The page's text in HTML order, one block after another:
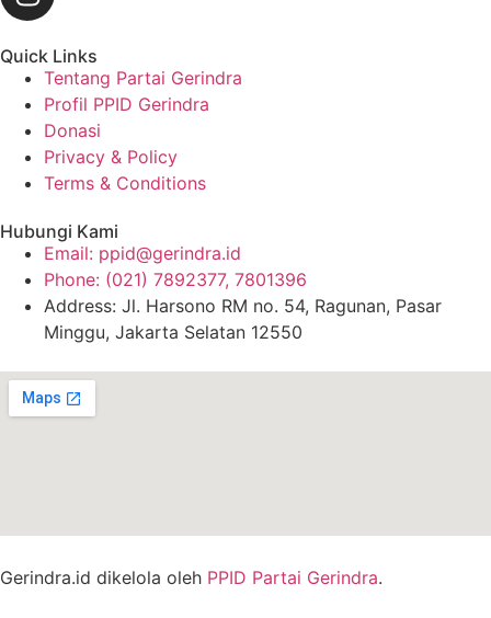
Quick Links
Tentang Partai Gerindra
Profil PPID Gerindra
Donasi
Privacy & Policy
Terms & Conditions
Hubungi Kami
Email: ppid@gerindra.id
Phone: (021) 7892377, 7801396
Address: Jl. Harsono RM no. 54, Ragunan, Pasar
Minggu, Jakarta Selatan 12550
Gerindra.id dikelola oleh PPID Partai Gerindra.